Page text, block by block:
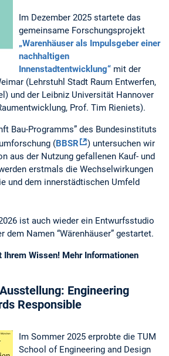
Im Dezember 2025 startete das
gemeinsame Forschungsprojekt
„Warenhäuser als Impulsgeber einer
nachhaltigen
Innenstadtentwicklung“ mit der
(Lehrstuhl Stadt Raum Entwerfen,
und der Leibniz Universität Hannover
Prof. Tim Rieniets).
Bau-Programms” des Bundesinstituts
(BBSR
) untersuchen wir
aus der Nutzung gefallenen Kauf- und
erstmals die Wechselwirkungen
und dem innerstädtischen Umfeld
ist auch wieder ein Entwurfsstudio
dem Namen “Wärenhäuser” gestartet.
Wissen! Mehr Informationen
Engineering
Responsible
Im Sommer 2025 erprobte die TUM
School of Engineering and Design